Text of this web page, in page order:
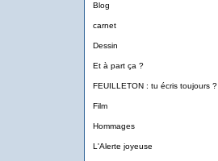
Blog
carnet
Dessin
Et à part ça ?
FEUILLETON : tu écris toujours ?
Film
Hommages
L'Alerte joyeuse